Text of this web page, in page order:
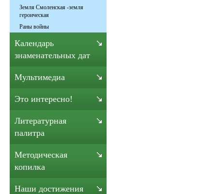
Земля Смоленская -земля
героическая
Раны войны
Календарь
знаменательных дат
Мультимедиа
Это интересно!
Литературная
палитра
Методическая
копилка
Наши достижения